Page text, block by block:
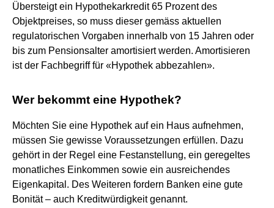
Übersteigt ein Hypothekarkredit 65 Prozent des
Objektpreises, so muss dieser gemäss aktuellen
regulatorischen Vorgaben innerhalb von 15 Jahren oder
bis zum Pensionsalter amortisiert werden. Amortisieren
ist der Fachbegriff für «Hypothek abbezahlen».
Wer bekommt eine Hypothek?
Möchten Sie eine Hypothek auf ein Haus aufnehmen,
müssen Sie gewisse Voraussetzungen erfüllen. Dazu
gehört in der Regel eine Festanstellung, ein geregeltes
monatliches Einkommen sowie ein ausreichendes
Eigenkapital. Des Weiteren fordern Banken eine gute
Bonität – auch Kreditwürdigkeit genannt.